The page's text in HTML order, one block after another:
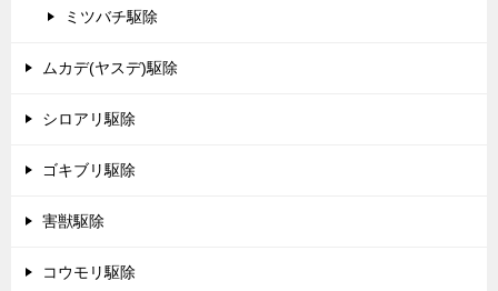
ミツバチ駆除
ムカデ(ヤスデ)駆除
シロアリ駆除
ゴキブリ駆除
害獣駆除
コウモリ駆除